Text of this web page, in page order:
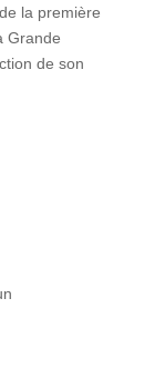
la première
Grande
de son